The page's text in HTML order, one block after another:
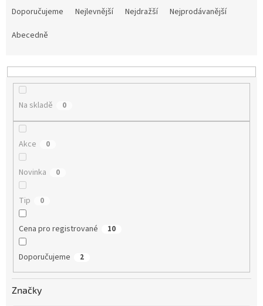
p
Doporučujeme Nejlevnější Nejdražší
Nejprodávanější
Abecedně
Na skladě 0
Akce 0
Novinka 0
Tip 0
Cena pro registrované 10
Doporučujeme 2
Značky